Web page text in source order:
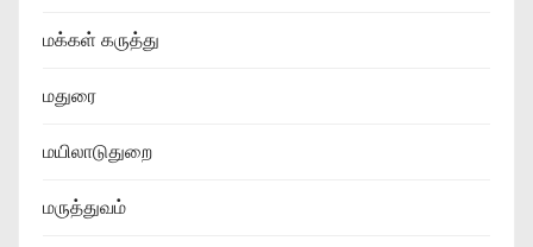
மக்கள் கருத்து
மதுரை
மயிலாடுதுறை
மருத்துவம்